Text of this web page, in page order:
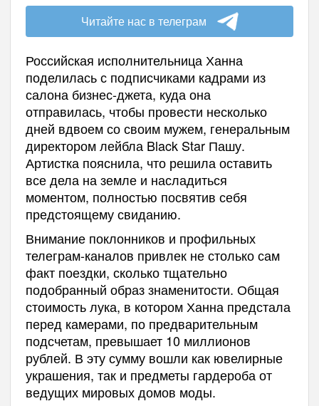
Читайте нас в телеграм
Российская исполнительница Ханна
поделилась с подписчиками кадрами из
салона бизнес-джета, куда она
отправилась, чтобы провести несколько
дней вдвоем со своим мужем, генеральным
директором лейбла Black Star Пашу.
Артистка пояснила, что решила оставить
все дела на земле и насладиться
моментом, полностью посвятив себя
предстоящему свиданию.
Внимание поклонников и профильных
телеграм-каналов привлек не столько сам
факт поездки, сколько тщательно
подобранный образ знаменитости. Общая
стоимость лука, в котором Ханна предстала
перед камерами, по предварительным
подсчетам, превышает 10 миллионов
рублей. В эту сумму вошли как ювелирные
украшения, так и предметы гардероба от
ведущих мировых домов моды.